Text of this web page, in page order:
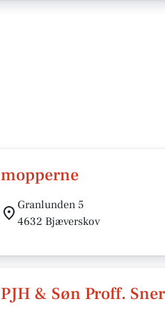
mopperne
Granlunden 5
4632 Bjæverskov
PJH & Søn Proff.